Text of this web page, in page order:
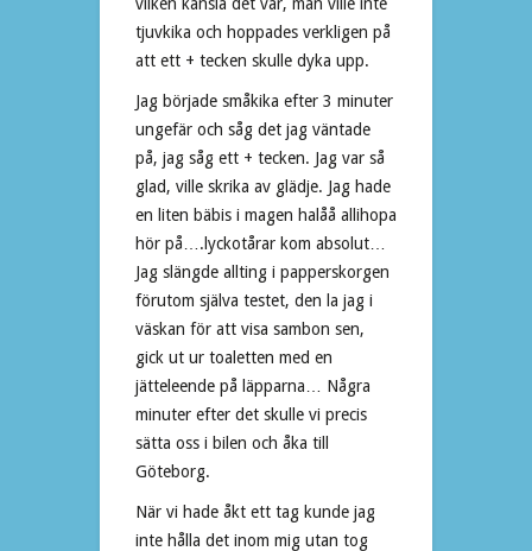
tjuvkika och hoppades verkligen på
att ett + tecken skulle dyka upp.
Jag började småkika efter 3 minuter
ungefär och såg det jag väntade
på, jag såg ett + tecken. Jag var så
glad, ville skrika av glädje. Jag hade
en liten bäbis i magen halåå allihopa
hör på….lyckotårar kom absolut…
Jag slängde allting i papperskorgen
förutom själva testet, den la jag i
väskan för att visa sambon sen,
gick ut ur toaletten med en
jätteleende på läpparna… Några
minuter efter det skulle vi precis
sätta oss i bilen och åka till
Göteborg.
När vi hade åkt ett tag kunde jag
inte hålla det inom mig utan tog